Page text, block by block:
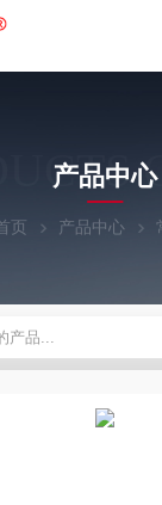
产品中心
页 产品中心